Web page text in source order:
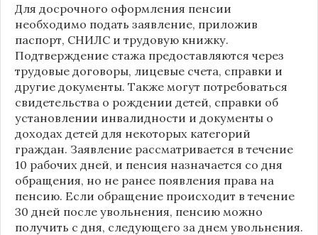
Для досрочного оформления пенсии
необходимо подать заявление, приложив
паспорт, СНИЛС и трудовую книжку.
Подтверждение стажа предоставляются через
трудовые договоры, лицевые счета, справки и
другие документы. Также могут потребоваться
свидетельства о рождении детей, справки об
установлении инвалидности и документы о
доходах детей для некоторых категорий
граждан. Заявление рассматривается в течение
10 рабочих дней, и пенсия назначается со дня
обращения, но не ранее появления права на
пенсию. Если обращение происходит в течение
30 дней после увольнения, пенсию можно
получить с дня, следующего за днем увольнения.